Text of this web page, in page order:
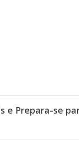
Prepara-se